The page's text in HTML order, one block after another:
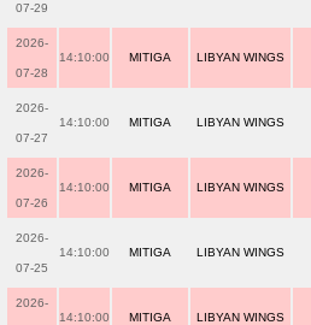
07-29
2026-
07-28
14:10:00 MITIGA LIBYAN WINGS
2026-
07-27
14:10:00 MITIGA LIBYAN WINGS
2026-
07-26
14:10:00 MITIGA LIBYAN WINGS
2026-
07-25
14:10:00 MITIGA LIBYAN WINGS
2026-
14:10:00 MITIGA LIBYAN WINGS